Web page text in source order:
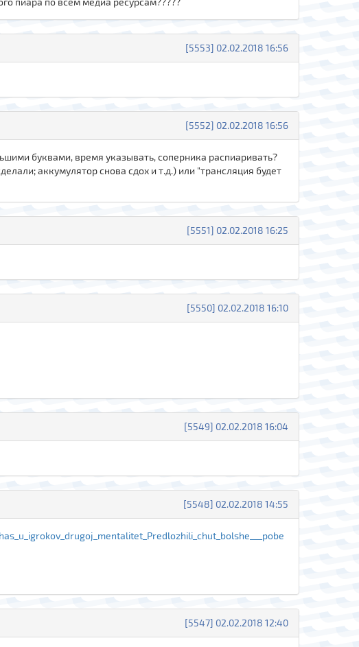
[5553] 02.02.2018 16:56
[5552] 02.02.2018 16:56
буквами, время указывать, соперника распиаривать?
аккумулятор снова сдох и т.д.) или "трансляция будет
[5551] 02.02.2018 16:25
[5550] 02.02.2018 16:10
[5549] 02.02.2018 16:04
[5548] 02.02.2018 14:55
[5547] 02.02.2018 12:40